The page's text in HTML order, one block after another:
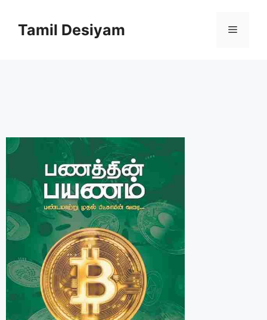
contentTamil Desiyam Menu